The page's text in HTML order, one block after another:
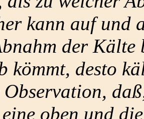
kann auf und
der Kälte
kömmt, desto
oben und